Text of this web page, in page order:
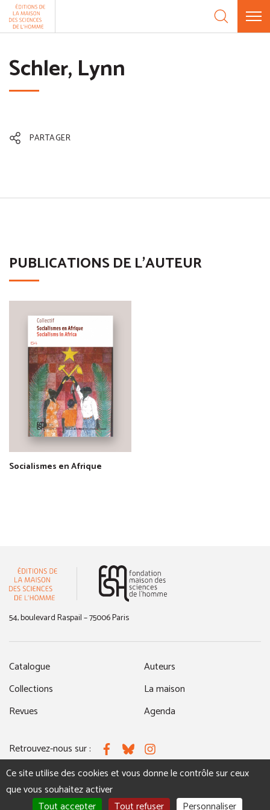
Aller au contenu
Schler, Lynn
PARTAGER
PUBLICATIONS DE L'AUTEUR
Socialismes en Afrique
54, boulevard Raspail – 75006 Paris
Catalogue
Collections
Revues
Auteurs
La maison
Agenda
Retrouvez-nous sur : FacebookBlueskyInstagram
MENTIONS LÉGALES NOUS CONTACTER
Panneau de gestion des cookies
Ce site utilise des cookies et vous donne le contrôle sur ceux
que vous souhaitez activer
Tout accepter
Tout refuser Personnaliser